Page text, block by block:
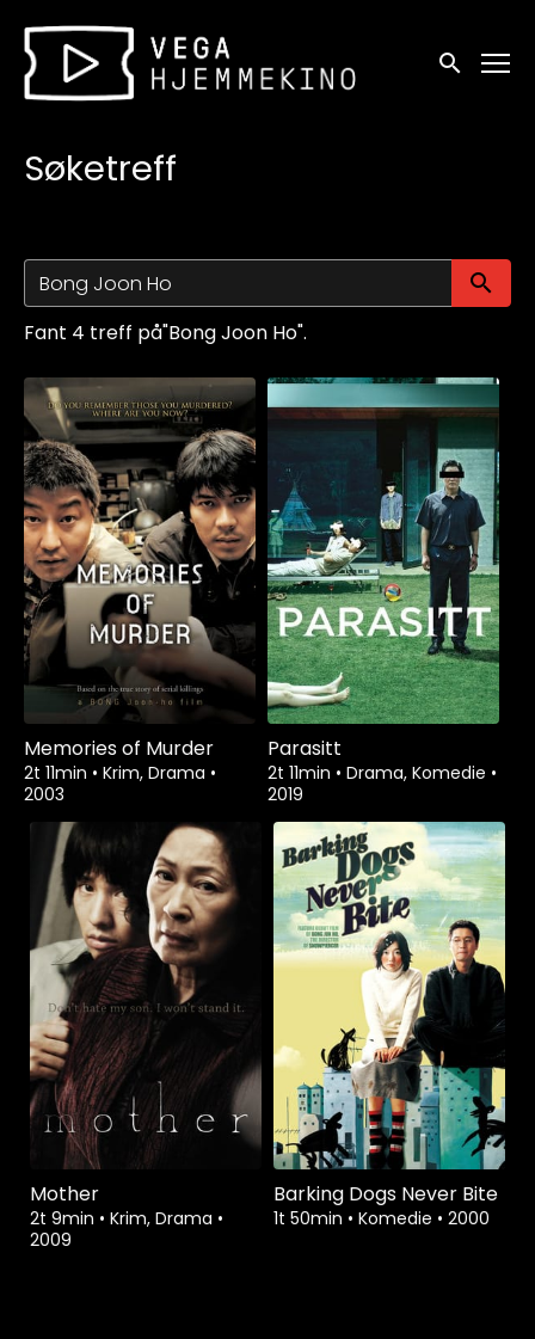
Tilgjengelighetslenker
Søk
Søketreff
Fant 4 treff på"Bong Joon Ho".
Memories of Murder
2t 11min • Krim, Drama •
2003
Parasitt
2t 11min • Drama, Komedie •
2019
Mother
2t 9min • Krim, Drama •
2009
Barking Dogs Never Bite
1t 50min • Komedie • 2000